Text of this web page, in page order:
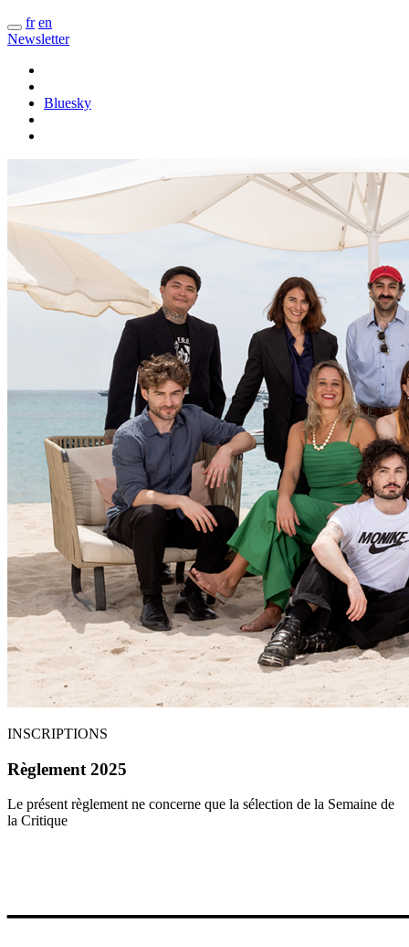
fr en
Newsletter
Bluesky
INSCRIPTIONS
Règlement 2025
Le présent règlement ne concerne que la sélection de la Semaine de
la Critique